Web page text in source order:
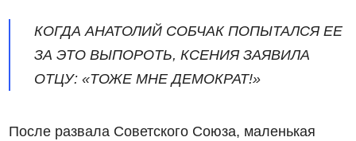
КОГДА АНАТОЛИЙ СОБЧАК ПОПЫТАЛСЯ ЕЕ
ЗА ЭТО ВЫПОРОТЬ, КСЕНИЯ ЗАЯВИЛА
ОТЦУ: «ТОЖЕ МНЕ ДЕМОКРАТ!»
После развала Советского Союза, маленькая